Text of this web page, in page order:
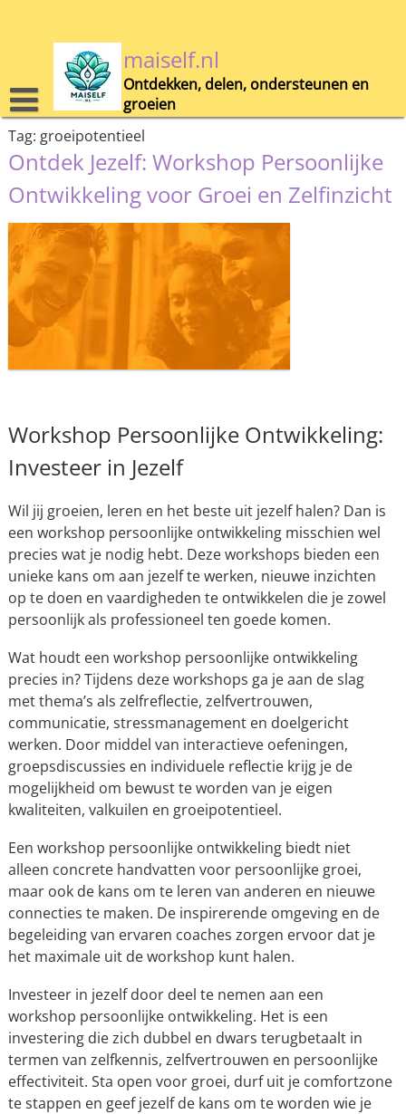
maiself.nl
Ontdekken, delen, ondersteunen en
groeien
Tag: groeipotentieel
Ontdek Jezelf: Workshop Persoonlijke
Ontwikkeling voor Groei en Zelfinzicht
Workshop Persoonlijke Ontwikkeling:
Investeer in Jezelf
Wil jij groeien, leren en het beste uit jezelf halen? Dan is
een workshop persoonlijke ontwikkeling misschien wel
precies wat je nodig hebt. Deze workshops bieden een
unieke kans om aan jezelf te werken, nieuwe inzichten
op te doen en vaardigheden te ontwikkelen die je zowel
persoonlijk als professioneel ten goede komen.
Wat houdt een workshop persoonlijke ontwikkeling
precies in? Tijdens deze workshops ga je aan de slag
met thema’s als zelfreflectie, zelfvertrouwen,
communicatie, stressmanagement en doelgericht
werken. Door middel van interactieve oefeningen,
groepsdiscussies en individuele reflectie krijg je de
mogelijkheid om bewust te worden van je eigen
kwaliteiten, valkuilen en groeipotentieel.
Een workshop persoonlijke ontwikkeling biedt niet
alleen concrete handvatten voor persoonlijke groei,
maar ook de kans om te leren van anderen en nieuwe
connecties te maken. De inspirerende omgeving en de
begeleiding van ervaren coaches zorgen ervoor dat je
het maximale uit de workshop kunt halen.
Investeer in jezelf door deel te nemen aan een
workshop persoonlijke ontwikkeling. Het is een
investering die zich dubbel en dwars terugbetaalt in
termen van zelfkennis, zelfvertrouwen en persoonlijke
effectiviteit. Sta open voor groei, durf uit je comfortzone
te stappen en geef jezelf de kans om te worden wie je